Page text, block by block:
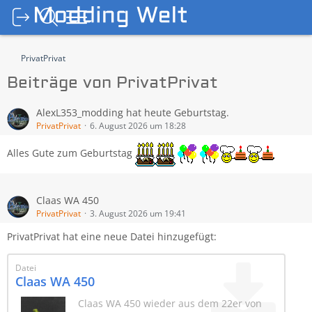
PrivatPrivat
Beiträge von PrivatPrivat
AlexL353_modding hat heute Geburtstag.
PrivatPrivat 6. August 2026 um 18:28
Alles Gute zum Geburtstag
Claas WA 450
PrivatPrivat 3. August 2026 um 19:41
PrivatPrivat hat eine neue Datei hinzugefügt:
Datei
Claas WA 450
Claas WA 450 wieder aus dem 22er von